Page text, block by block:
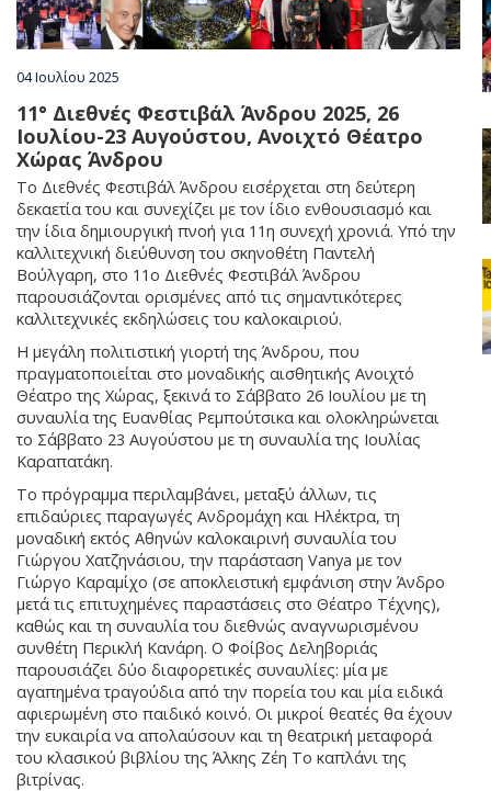
Φαγητό & Ποτό
Δραστηριότητες
Ενοικιάσεις
Ευεξία & Ομορφιά
Γάμος στην Άνδρο
04 Ιουλίου 2025
11° Διεθνές Φεστιβάλ Άνδρου 2025, 26
Ιουλίου-23 Αυγούστου, Ανοιχτό Θέατρο
Χώρας Άνδρου
Το Διεθνές Φεστιβάλ Άνδρου εισέρχεται στη δεύτερη
δεκαετία του και συνεχίζει με τον ίδιο ενθουσιασμό και
την ίδια δημιουργική πνοή για 11η συνεχή χρονιά. Υπό την
καλλιτεχνική διεύθυνση του σκηνοθέτη Παντελή
Βούλγαρη, στο 11ο Διεθνές Φεστιβάλ Άνδρου
παρουσιάζονται ορισμένες από τις σημαντικότερες
καλλιτεχνικές εκδηλώσεις του καλοκαιριού.
Η μεγάλη πολιτιστική γιορτή της Άνδρου, που
πραγματοποιείται στο μοναδικής αισθητικής Ανοιχτό
Θέατρο της Χώρας, ξεκινά το Σάββατο 26 Ιουλίου με τη
συναυλία της Ευανθίας Ρεμπούτσικα και ολοκληρώνεται
το Σάββατο 23 Αυγούστου με τη συναυλία της Ιουλίας
Καραπατάκη.
Το πρόγραμμα περιλαμβάνει, μεταξύ άλλων, τις
επιδαύριες παραγωγές Ανδρομάχη και Ηλέκτρα, τη
μοναδική εκτός Αθηνών καλοκαιρινή συναυλία του
Γιώργου Χατζηνάσιου, την παράσταση Vanya με τον
Γιώργο Καραμίχο (σε αποκλειστική εμφάνιση στην Άνδρο
μετά τις επιτυχημένες παραστάσεις στο Θέατρο Τέχνης),
καθώς και τη συναυλία του διεθνώς αναγνωρισμένου
συνθέτη Περικλή Κανάρη. Ο Φοίβος Δεληβοριάς
παρουσιάζει δύο διαφορετικές συναυλίες: μία με
αγαπημένα τραγούδια από την πορεία του και μία ειδικά
αφιερωμένη στο παιδικό κοινό. Οι μικροί θεατές θα έχουν
την ευκαιρία να απολαύσουν και τη θεατρική μεταφορά
του κλασικού βιβλίου της Άλκης Ζέη Το καπλάνι της
βιτρίνας.